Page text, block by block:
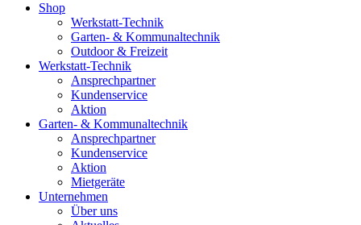
Shop
Werkstatt-Technik
Garten- & Kommunaltechnik
Outdoor & Freizeit
Werkstatt-Technik
Ansprechpartner
Kundenservice
Aktion
Garten- & Kommunaltechnik
Ansprechpartner
Kundenservice
Aktion
Mietgeräte
Unternehmen
Über uns